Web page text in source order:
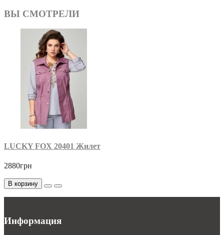
ВЫ СМОТРЕЛИ
LUCKY FOX 20401 Жилет
2880грн
В корзину
Информация